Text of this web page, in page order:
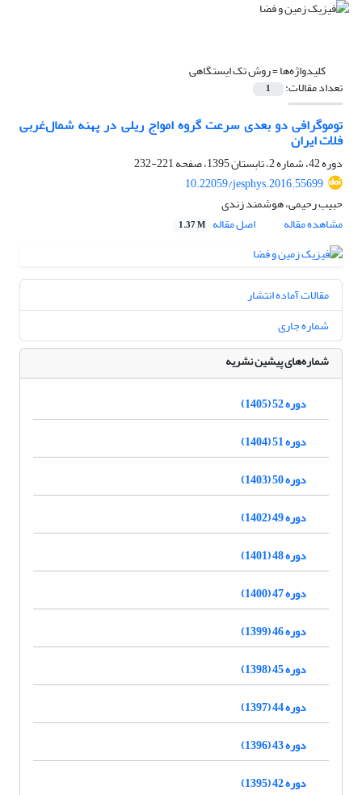
کلیدواژه‌ها =روش تک ایستگاهی
تعداد مقالات: 1
توموگرافی دو بعدی سرعت گروه امواج ریلی در پهنه شمال‌غربی
فلات ایران
دوره 42، شماره 2، تابستان 1395، صفحه
221-232
10.22059/jesphys.2016.55699
حبیب رحیمی، هوشمند زندی
مشاهده مقاله
اصل مقاله 1.37 M
مقالات آماده انتشار
شماره جاری
شماره‌های پیشین نشریه
دوره 52 (1405)
دوره 51 (1404)
دوره 50 (1403)
دوره 49 (1402)
دوره 48 (1401)
دوره 47 (1400)
دوره 46 (1399)
دوره 45 (1398)
دوره 44 (1397)
دوره 43 (1396)
دوره 42 (1395)